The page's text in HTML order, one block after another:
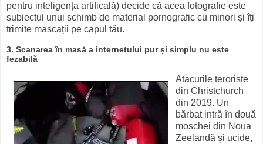
pentru inteligența artificală) decide că acea fotografie este
subiectul unui schimb de material pornografic cu minori și îți
trimite mascații pe capul tău.
3. Scanarea în masă a internetului pur și simplu nu este
fezabilă
Atacurile teroriste
din Christchurch
din 2019. Un
bărbat intră în două
moschei din Noua
Zeelandă și ucide,